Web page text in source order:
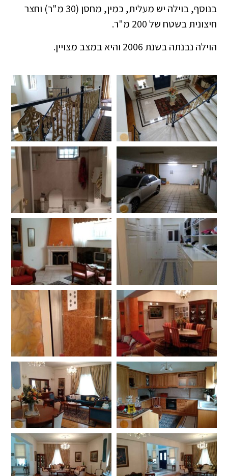
בנוסף, בוילה יש מעלית, כמין, מחסן (30 מ"ר) וחצר
חיצונית בשטח של 200 מ"ר.
הוילה נבנתה בשנת 2006 והיא במצב מצויין.